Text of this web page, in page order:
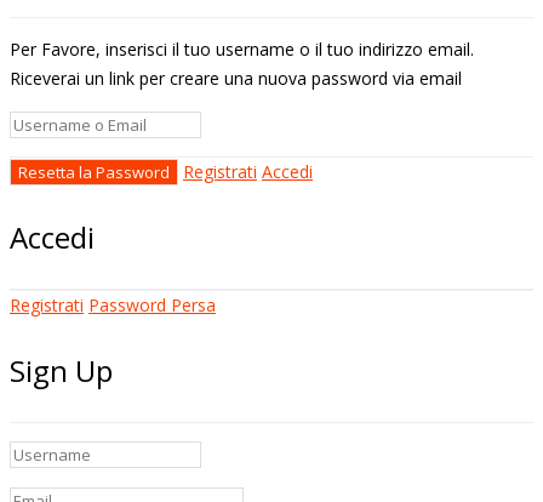
Per Favore, inserisci il tuo username o il tuo indirizzo email.
Riceverai un link per creare una nuova password via email
Registrati Accedi
Accedi
Registrati Password Persa
Sign Up